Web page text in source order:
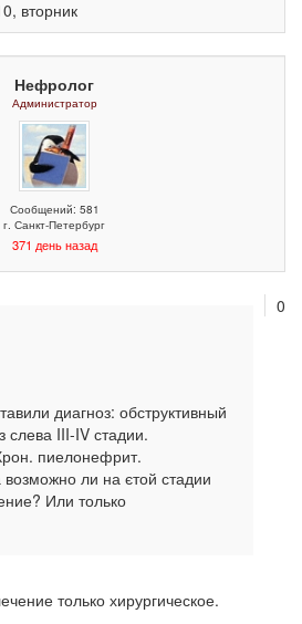
вторник
Нефролог
Администратор
Сообщений: 581
г. Санкт-Петербург
371 день назад
0
диагноз: обструктивный
слева III-IV стадии.
пиелонефрит.
ли на єтой стадии
Или только
только хирургическое.